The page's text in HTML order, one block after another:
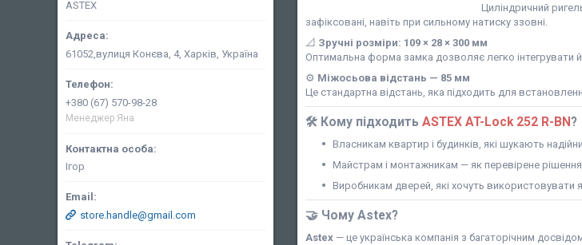
Циліндричний
зафіксовані, навіть при сильному натиску ззовні.
📐 Зручні розміри: 109 × 28 × 300 мм
Оптимальна форма замка дозволяє легко інтегрувати
⚙️ Міжосьова відстань — 85 мм
Це стандартна відстань, яка підходить для
🛠️ Кому підходить ASTEX AT-Lock 252 R-BN?
Власникам квартир і будинків, які шукають
Майстрам і монтажникам — як перевірене
Виробникам дверей, які хочуть використовувати
🤝 Чому Astex?
Astex — це українська компанія з багаторічним
ASTEX
61052,вулиця Конєва, 4, Харків, Україна
+380 (67) 570-98-28
Менеджер Яна
Ігор
store.handle@gmail.com